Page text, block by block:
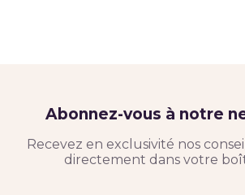
Abonnez-vous à notre
Recevez en exclusivité nos
directement dans votre